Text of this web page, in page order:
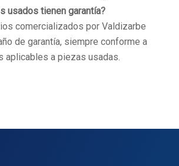
usados tienen garantía?
comercializados por Valdizarbe
de garantía, siempre conforme a
aplicables a piezas usadas.